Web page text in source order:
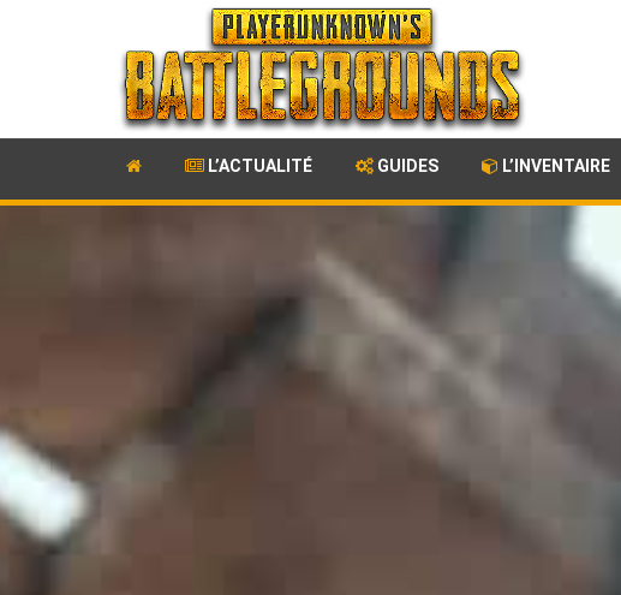
L’ACTUALITÉ GUIDES L’INVENTAIRE